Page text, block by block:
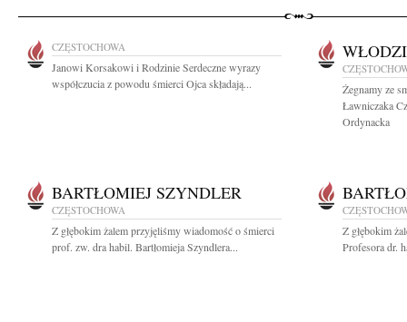
CZĘSTOCHOWA
Janowi Korsakowi i Rodzinie Serdeczne wyrazy
współczucia z powodu śmierci Ojca składają...
Żegnamy ze
Ławniczaka
Ordynacka
BARTŁOMIEJ SZYNDLER
CZĘSTOCHOWA
Z głębokim żalem przyjęliśmy wiadomość o śmierci
prof. zw. dra habil. Bartłomieja Szyndlera...
Z głębokim
Profesora dr.